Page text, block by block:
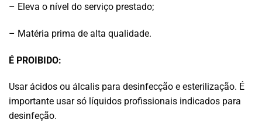
– Eleva o nível do serviço prestado;
– Matéria prima de alta qualidade.
É PROIBIDO:
Usar ácidos ou álcalis para desinfecção e esterilização. É
importante usar só líquidos profissionais indicados para
desinfeção.